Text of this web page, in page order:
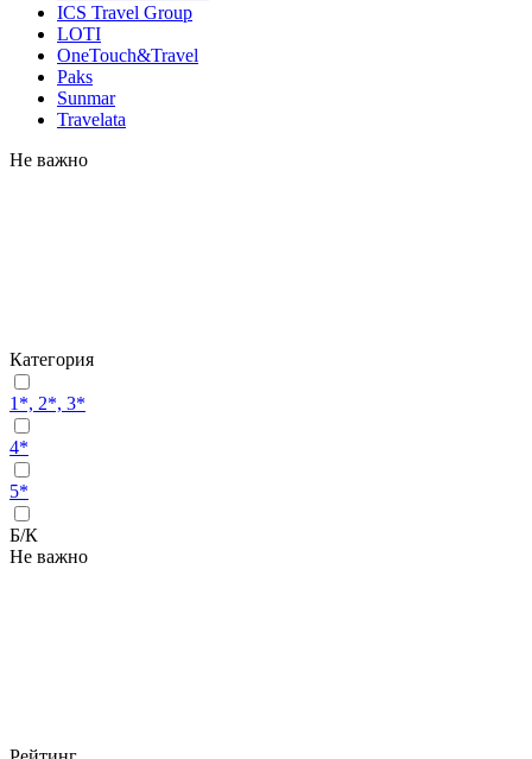
ICS Travel Group
LOTI
OneTouch&Travel
Paks
Sunmar
Travelata
Не важно
Категория
1*, 2*, 3*
4*
5*
Б/К
Не важно